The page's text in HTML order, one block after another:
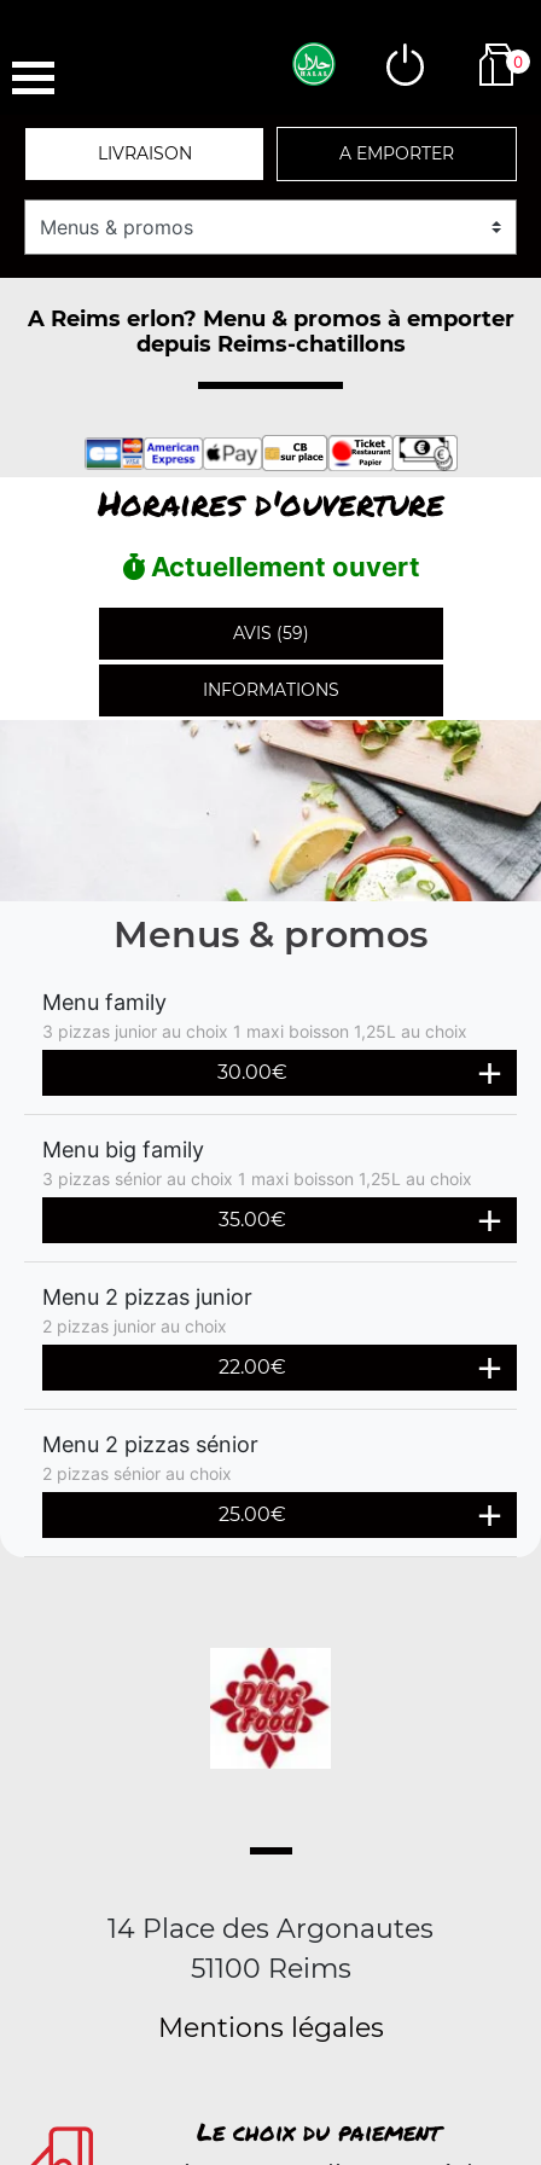
0
LIVRAISON A EMPORTER
A Reims erlon? Menu & promos à emporter
depuis Reims-chatillons
Horaires d'ouverture
Actuellement ouvert
AVIS (59)
INFORMATIONS
Menus & promos
Menu family
3 pizzas junior au choix 1 maxi boisson 1,25L au choix
30.00€
Menu big family
3 pizzas sénior au choix 1 maxi boisson 1,25L au choix
35.00€
Menu 2 pizzas junior
2 pizzas junior au choix
22.00€
Menu 2 pizzas sénior
2 pizzas sénior au choix
25.00€
14 Place des Argonautes
51100 Reims
Mentions légales
Le choix du paiement